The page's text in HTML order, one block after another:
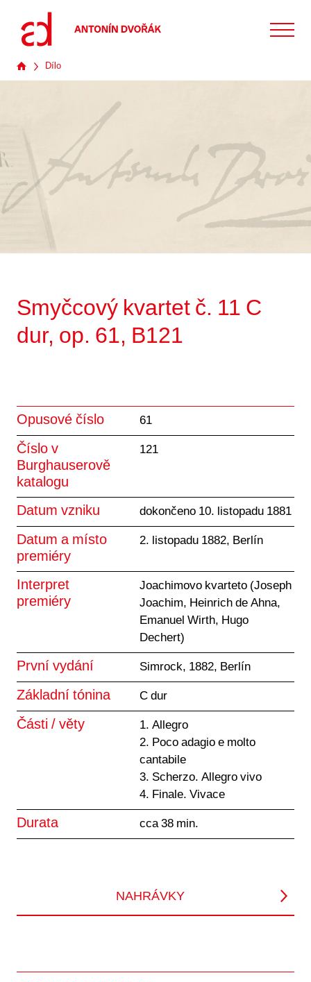
Dílo
Smyčcový kvartet č. 11 C
dur, op. 61, B121
NAHRÁVKY
Opusové číslo 61
Číslo v
Burghauserově
katalogu
121
Datum vzniku dokončeno 10. listopadu 1881
Datum a místo
premiéry
2. listopadu 1882, Berlín
Interpret
premiéry
Joachimovo kvarteto (Joseph
Joachim, Heinrich de Ahna,
Emanuel Wirth, Hugo
Dechert)
První vydání Simrock, 1882, Berlín
Základní tónina C dur
Části / věty
1. Allegro
2. Poco adagio e molto
cantabile
3. Scherzo. Allegro vivo
4. Finale. Vivace
Durata cca 38 min.